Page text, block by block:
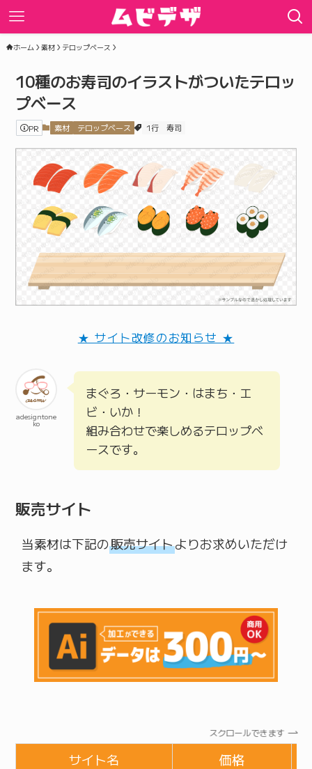
ホーム 素材 テロップベース
10種のお寿司のイラストがついたテロッ
プベース
PR 素材 テロップベース 1行 寿司
★ サイト改修のお知らせ ★
adesigntone
ko
まぐろ・サーモン・はまち・エ
ビ・いか！
組み合わせで楽しめるテロップベ
ースです。
販売サイト
当素材は下記の販売サイトよりお求めいただけ
ます。
スクロールできます
サイト名
価格